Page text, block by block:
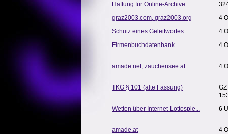
Haftung für Online-Archive
graz2003.com, graz2003.org
4
Schutz eines Geleitwortes
4
Firmenbuchdatenbank
4
amade.net, zauchensee.at 4
TKG § 101 (alte Fassung)
Wetten über Internet-Lottospie...
6
amade.at 4